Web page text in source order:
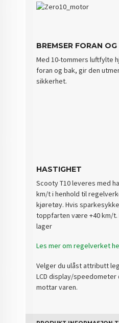
BREMSER FORAN
Med 10-tommers luftfylte
foran og bak, gir den
sikkerhet.
HASTIGHET
Scooty T10 leveres med
km/t i henhold til
kjøretøy. Hvis
toppfarten være +40 km/t.
lager
Les mer om regelverket
Velger du ulåst attributt
LCD display/speedometer
mottar varen.